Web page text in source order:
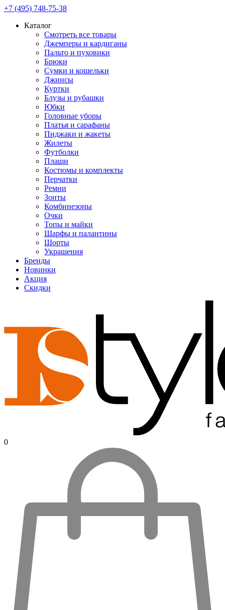
+7 (495) 748-75-38
Каталог
Смотреть все товары
Джемперы и кардиганы
Пальто и пуховики
Брюки
Сумки и кошельки
Джинсы
Куртки
Блузы и рубашки
Юбки
Головные уборы
Платья и сарафаны
Пиджаки и жакеты
Жилеты
Футболки
Плащи
Костюмы и комплекты
Перчатки
Ремни
Зонты
Комбинезоны
Очки
Топы и майки
Шарфы и палантины
Шорты
Украшения
Бренды
Новинки
Акция
Скидки
0